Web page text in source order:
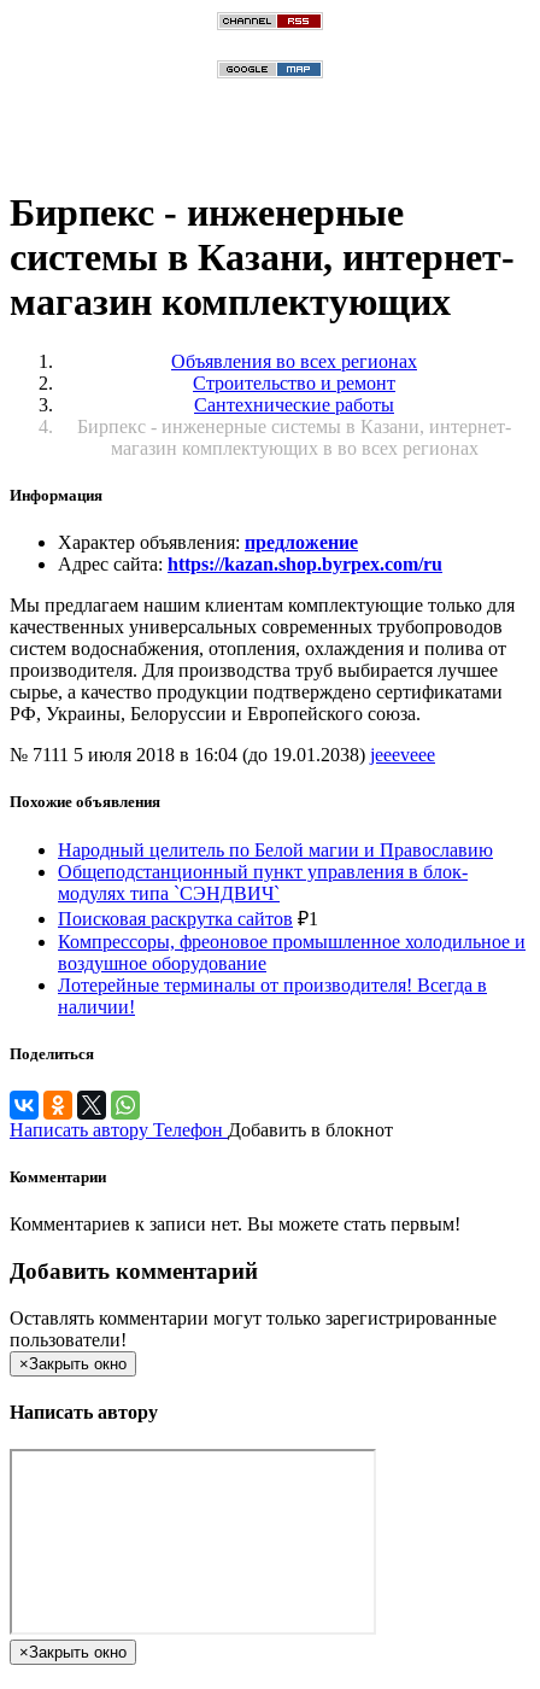
Бирпекс - инженерные
системы в Казани, интернет-
магазин комплектующих
Объявления во всех регионах
Строительство и ремонт
Сантехнические работы
Бирпекс - инженерные системы в Казани, интернет-
магазин комплектующих в во всех регионах
Информация
Характер объявления: предложение
Адрес сайта: https://kazan.shop.byrpex.com/ru
Мы предлагаем нашим клиентам комплектующие только для
качественных универсальных современных трубопроводов
систем водоснабжения, отопления, охлаждения и полива от
производителя. Для производства труб выбирается лучшее
сырье, а качество продукции подтверждено сертификатами
РФ, Украины, Белоруссии и Европейского союза.
№ 7111 5 июля 2018 в 16:04 (до 19.01.2038) jeeeveee
Похожие объявления
Народный целитель по Белой магии и Православию
Общеподстанционный пункт управления в блок-
модулях типа `СЭНДВИЧ`
Поисковая раскрутка сайтов ₽1
Компрессоры, фреоновое промышленное холодильное и
воздушное оборудование
Лотерейные терминалы от производителя! Всегда в
наличии!
Поделиться
Написать автору Телефон Добавить в блокнот
Комментарии
Комментариев к записи нет. Вы можете стать первым!
Добавить комментарий
Оставлять комментарии могут только зарегистрированные
пользователи!
×Закрыть окно
Написать автору
×Закрыть окно